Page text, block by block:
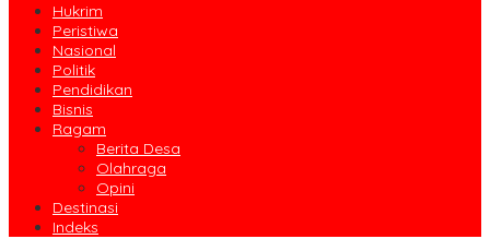
Hukrim
Peristiwa
Nasional
Politik
Pendidikan
Bisnis
Ragam
Berita Desa
Olahraga
Opini
Destinasi
Indeks